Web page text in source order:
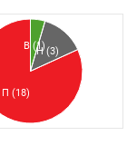
В (1)Н (3)
П (18)